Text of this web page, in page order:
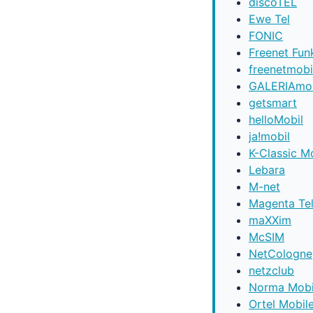
Ewe Tel
FONIC
Freenet
getsmart
helloMobil
ja!mobil
K-Classic
Lebara
M-net
Magenta
maXXim
McSIM
NetCologne
netzclub
Norma
Ortel